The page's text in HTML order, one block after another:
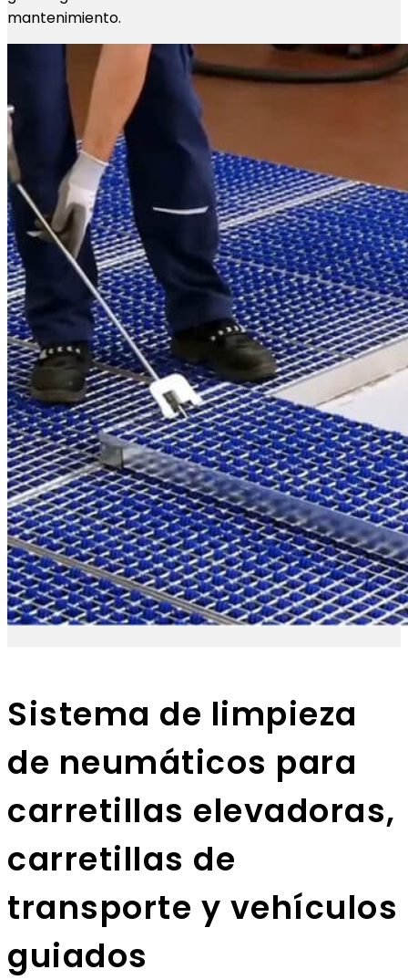
mantenimiento.
Sistema de limpieza
de neumáticos para
carretillas elevadoras,
carretillas de
transporte y vehículos
guiados